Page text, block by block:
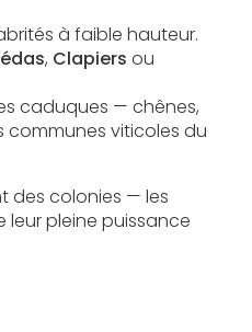
à faible hauteur.
, Clapiers ou
caduques — chênes,
communes viticoles du
des colonies — les
pleine puissance